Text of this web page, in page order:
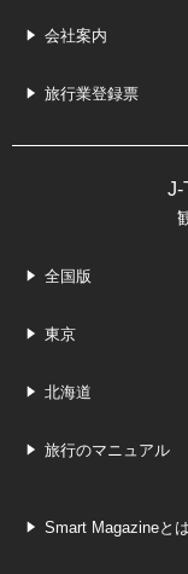
会社案内
旅行業登録票
J-
全国版
東京
北海道
旅行のマニュアル
Smart Magazineとは